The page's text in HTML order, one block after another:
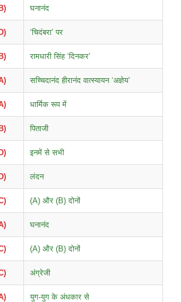
घनानंद
‘चिदंबरा’ पर
रामधारी सिंह ‘दिनकर’
सच्चिदानंद हीरानंद वात्स्यायन ‘अज्ञेय’
धार्मिक रूप में
पिताजी
इनमें से सभी
लंदन
(A) और (B) दोनों
घनानंद
(A) और (B) दोनों
अंग्रेजी
युग-युग के अंधकार से